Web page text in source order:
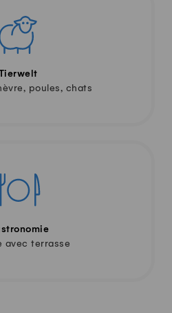
poules, chats
avec terrasse